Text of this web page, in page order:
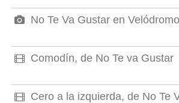
No Te Va Gustar en
Comodín, de No Te va Gustar
Cero a la izquierda, de No Te